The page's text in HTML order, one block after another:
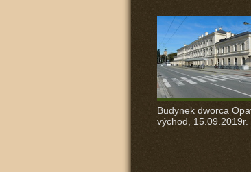
Budynek dworca
východ, 15.09.2019r.